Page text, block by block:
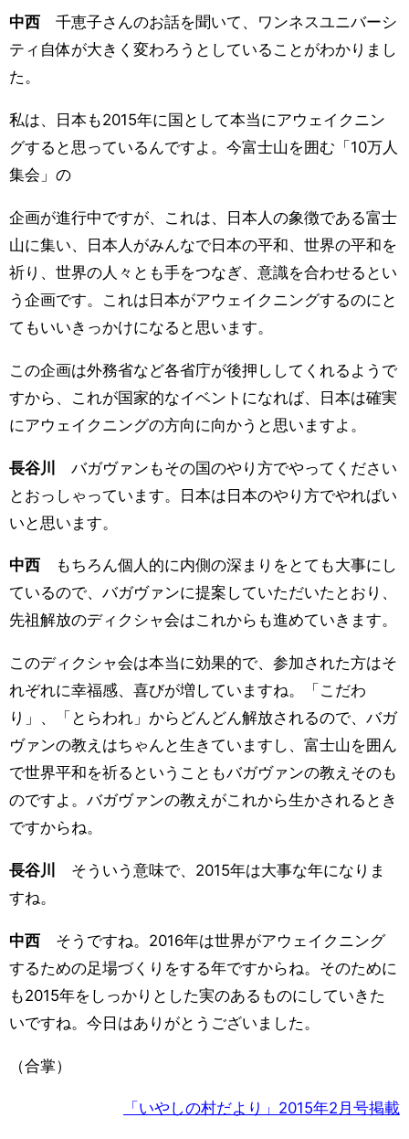
中西 千恵子さんのお話を聞いて、ワンネスユニバーシ
ティ自体が大きく変わろうとしていることがわかりまし
た。
私は、日本も2015年に国として本当にアウェイクニン
グすると思っているんですよ。今富士山を囲む「10万人
集会」の
企画が進行中ですが、これは、日本人の象徴である富士
山に集い、日本人がみんなで日本の平和、世界の平和を
祈り、世界の人々とも手をつなぎ、意識を合わせるとい
う企画です。これは日本がアウェイクニングするのにと
てもいいきっかけになると思います。
この企画は外務省など各省庁が後押ししてくれるようで
すから、これが国家的なイベントになれば、日本は確実
にアウェイクニングの方向に向かうと思いますよ。
長谷川
バガヴァンもその国のやり方でやってください
とおっしゃっています。日本は日本のやり方でやればい
いと思います。
中西 もちろん個人的に内側の深まりをとても大事にし
ているので、バガヴァンに提案していただいたとおり、
先祖解放のディクシャ会はこれからも進めていきます。
このディクシャ会は本当に効果的で、参加された方はそ
れぞれに幸福感、喜びが増していますね。「こだわ
り」、「とらわれ」からどんどん解放されるので、バガ
ヴァンの教えはちゃんと生きていますし、富士山を囲ん
で世界平和を祈るということもバガヴァンの教えそのも
のですよ。バガヴァンの教えがこれから生かされるとき
ですからね。
長谷川
そういう意味で、2015年は大事な年になりま
すね。
中西 そうですね。2016年は世界がアウェイクニング
するための足場づくりをする年ですからね。そのために
も2015年をしっかりとした実のあるものにしていきた
いですね。今日はありがとうございました。
（合掌）
「いやしの村だより」2015年2月号掲載